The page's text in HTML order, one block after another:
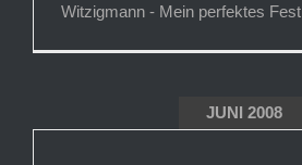
Witzigmann - Mein perfektes
JUNI 2008